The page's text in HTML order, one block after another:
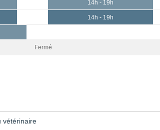
14h - 19h
14h - 19h
Fermé
vétérinaire